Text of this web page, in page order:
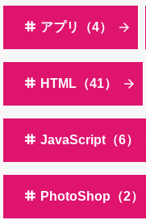
アプリ（4）
HTML（41）
JavaScript（6）
PhotoShop（2）